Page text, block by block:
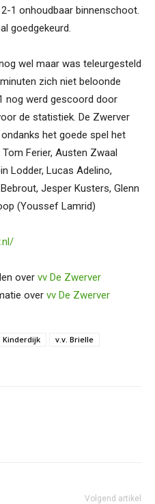
1 onhoudbaar binnenschoot.
goedgekeurd.
wel maar was teleurgesteld
zich niet beloonde
nog werd gescoord door
de statistiek. De Zwerver
het goede spel het
Ferier, Austen Zwaal
Lodder, Lucas Adelino,
Jesper Kusters, Glenn
(Youssef Lamrid)
over vv De Zwerver
over vv De Zwerver
Kinderdijk
v.v. Brielle
Volgend artikel